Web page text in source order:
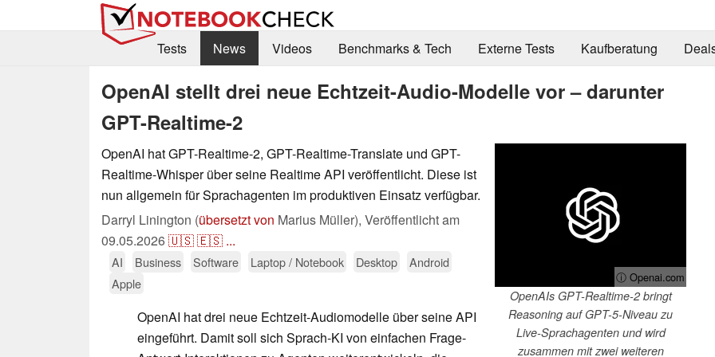
Tests News Videos Benchmarks & Tech Externe Tests Kaufberatung
OpenAI stellt drei neue Echtzeit-Audio-Modelle vor – darunter
GPT-Realtime-2
ⓘ Openai.com
OpenAIs GPT-Realtime-2 bringt
Reasoning auf GPT-5-Niveau zu
Live-Sprachagenten und wird
zusammen mit zwei weiteren
OpenAI hat GPT-Realtime-2, GPT-Realtime-Translate und GPT-
Realtime-Whisper über seine Realtime API veröffentlicht. Diese ist
nun allgemein für Sprachagenten im produktiven Einsatz verfügbar.
Darryl Linington (übersetzt von Marius Müller), Veröffentlicht am
09.05.2026🇺🇸🇪🇸 ...
AI Business Software Laptop / Notebook Desktop
Android
Apple
OpenAI hat drei neue Echtzeit-Audiomodelle über seine API
eingeführt. Damit soll sich Sprach-KI von einfachen Frage-